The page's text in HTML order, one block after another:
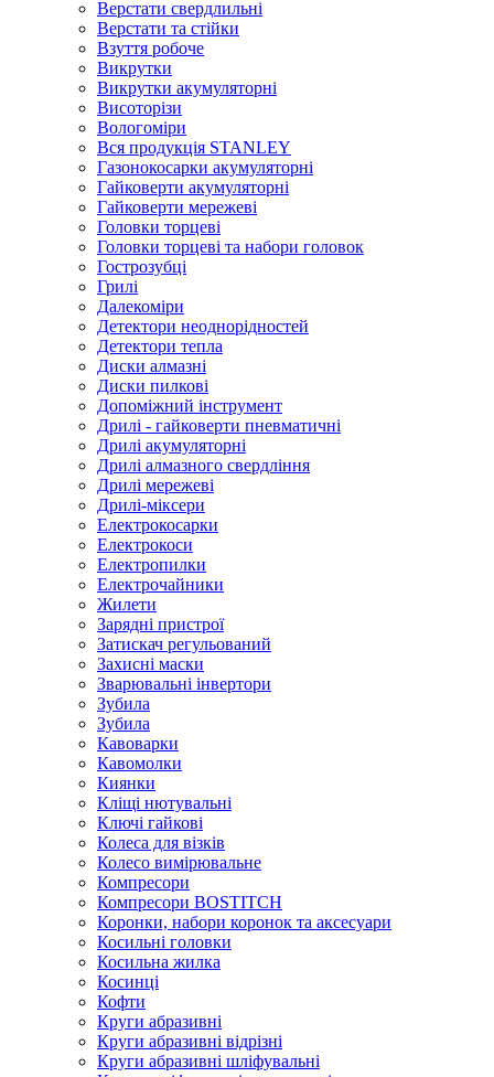
Верстати свердлильні
Верстати та стійки
Взуття робоче
Викрутки
Викрутки акумуляторні
Висоторізи
Вологоміри
Вся продукція STANLEY
Газонокосарки акумуляторні
Гайковерти акумуляторні
Гайковерти мережеві
Головки торцеві
Головки торцеві та набори головок
Гострозубці
Грилі
Далекоміри
Детектори неоднорідностей
Детектори тепла
Диски алмазні
Диски пилкові
Допоміжний інструмент
Дрилі - гайковерти пневматичні
Дрилі акумуляторні
Дрилі алмазного свердління
Дрилі мережеві
Дрилі-міксери
Електрокосарки
Електрокоси
Електропилки
Електрочайники
Жилети
Зарядні пристрої
Затискач регульований
Захисні маски
Зварювальні інвертори
Зубила
Зубила
Кавоварки
Кавомолки
Киянки
Кліщі нютувальні
Ключі гайкові
Колеса для візків
Колесо вимірювальне
Компресори
Компресори BOSTITCH
Коронки, набори коронок та аксесуари
Косильні головки
Косильна жилка
Косинці
Кофти
Круги абразивні
Круги абразивні відрізні
Круги абразивні шліфувальні